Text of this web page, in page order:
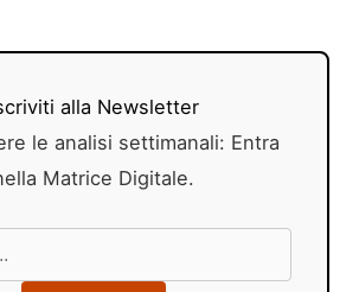
alla Newsletter
le analisi settimanali: Entra
Matrice Digitale.